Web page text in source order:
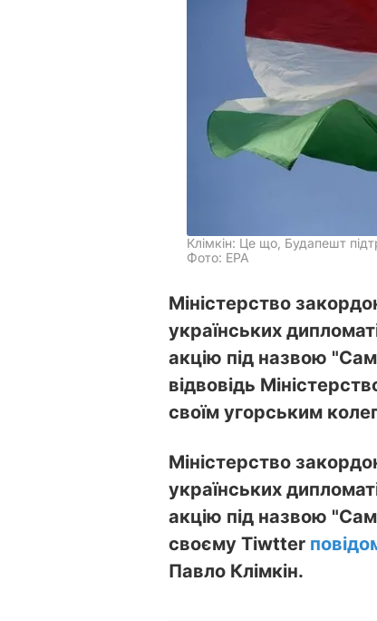
Клімкін: Це що, Будапешт
Фото: ЕРА
Міністерство
українських
акцію під назвою
відвовідь
своїм угорським
Міністерство
українських
акцію під назвою
своєму Tiwtter
Павло Клімкін.